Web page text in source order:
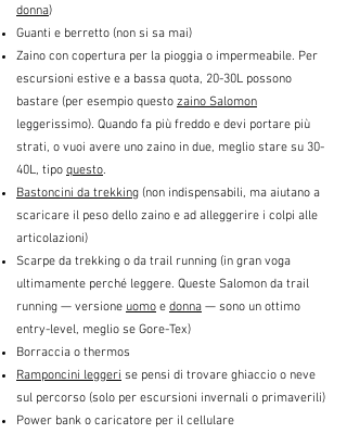
donna)
Guanti e berretto (non si sa mai)
Zaino con copertura per la pioggia o impermeabile. Per
escursioni estive e a bassa quota, 20-30L possono
bastare (per esempio questo zaino Salomon
leggerissimo). Quando fa più freddo e devi portare più
strati, o vuoi avere uno zaino in due, meglio stare su 30-
40L, tipo questo.
Bastoncini da trekking (non indispensabili, ma aiutano a
scaricare il peso dello zaino e ad alleggerire i colpi alle
articolazioni)
Scarpe da trekking o da trail running (in gran voga
ultimamente perché leggere. Queste Salomon da trail
running — versione uomo e donna — sono un ottimo
entry-level, meglio se Gore-Tex)
Borraccia o thermos
Ramponcini leggeri se pensi di trovare ghiaccio o neve
sul percorso (solo per escursioni invernali o primaverili)
Power bank o caricatore per il cellulare